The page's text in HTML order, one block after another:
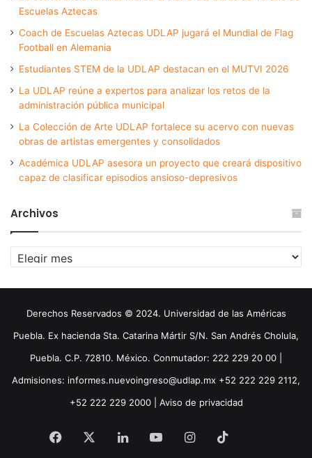
Escuelas Aztecas
Coach de Escuelas Aztecas UDLAP jugará el Mundial de Flag
Football en Alemania
Estudiantes STEM de la UDLAP destacan en el MUTVI 2026
La UDLAP reúne a expertos para analizar los retos de la
administración pública municipal
La Colección de Arte UDLAP fortalece su acervo con nuevas
obras de artistas emergentes y consolidados
Académica UDLAP asesora un proyecto que creará dispositivo
capaz de clasificar episodios ansioso-depresivos
Archivos
Archivos
Derechos Reservados © 2024. Universidad de las Américas
Puebla. Ex hacienda Sta. Catarina Mártir S/N. San Andrés Cholula,
Puebla. C.P. 72810. México. Conmutador: 222 229 20 00 |
Admisiones: informes.nuevoingreso@udlap.mx +52 222 229 2112,
+52 222 229 2000 | Aviso de privacidad
Facebook LinkedInYouTubeInstagram